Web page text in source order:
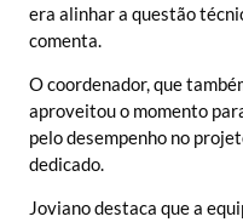
era alinhar a questão
comenta.
O coordenador, que
aproveitou o momento
pelo desempenho no
dedicado.
Joviano destaca que a